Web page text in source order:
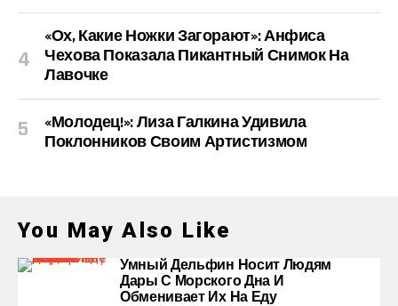
«Ох, Какие Ножки Загорают»: Анфиса
Чехова Показала Пикантный Снимок На
Лавочке
«Молодец!»: Лиза Галкина Удивила
Поклонников Своим Артистизмом
You May Also Like
Умный Дельфин Носит Людям
Дары С Морского Дна И
Обменивает Их На Еду